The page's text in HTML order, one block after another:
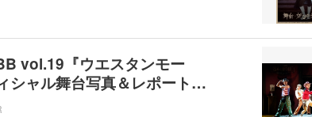
vol.19『ウエスタンモー
シャル舞台写真＆レポート…